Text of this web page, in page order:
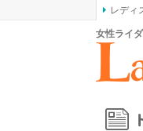
レディ
女性ライ